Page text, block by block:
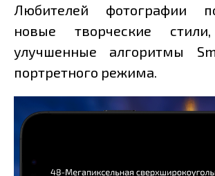
Любителей фотографии
новые творческие
улучшенные алгоритмы
портретного режима.